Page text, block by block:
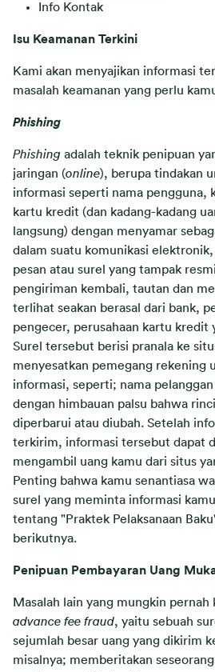
Info Kontak
Isu Keamanan Terkini
Kami akan menyajikan informasi
masalah keamanan yang perlu
Phishing
Phishing adalah teknik penipuan
jaringan (online), berupa tindakan
informasi seperti nama pengguna,
kartu kredit (dan kadang-kadang
langsung) dengan menyamar
dalam suatu komunikasi
pesan atau surel yang tampak
pengiriman kembali, tautan dan
terlihat seakan berasal dari bank,
pengecer, perusahaan kartu kredit
Surel tersebut berisi pranala ke
menyesatkan pemegang rekening
informasi, seperti; nama
dengan himbauan palsu bahwa
diperbarui atau diubah. Setelah
terkirim, informasi tersebut dapat
mengambil uang kamu dari situs
Penting bahwa kamu senantiasa
surel yang meminta informasi
tentang "Praktek Pelaksanaan
berikutnya.
Penipuan Pembayaran Uang
Masalah lain yang mungkin pernah
advance fee fraud, yaitu sebuah
sejumlah besar uang yang dikirim
misalnya; memberitakan